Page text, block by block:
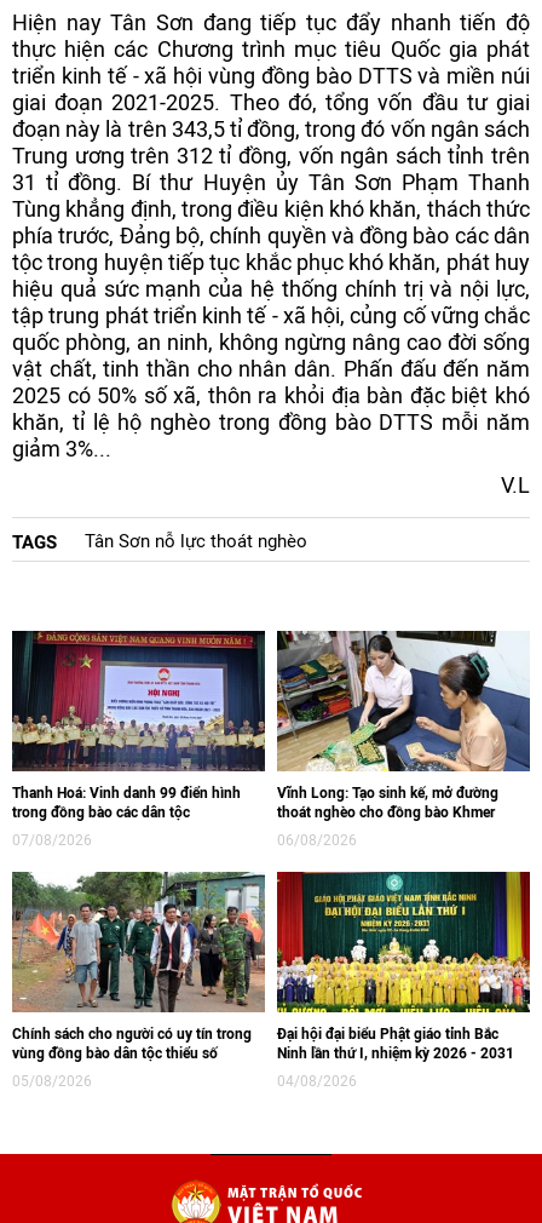
Hiện nay Tân Sơn đang tiếp tục đẩy nhanh tiến độ
thực hiện các Chương trình mục tiêu Quốc gia phát
triển kinh tế - xã hội vùng đồng bào DTTS và miền núi
giai đoạn 2021-2025. Theo đó, tổng vốn đầu tư giai
đoạn này là trên 343,5 tỉ đồng, trong đó vốn ngân sách
Trung ương trên 312 tỉ đồng, vốn ngân sách tỉnh trên
31 tỉ đồng. Bí thư Huyện ủy Tân Sơn Phạm Thanh
Tùng khẳng định, trong điều kiện khó khăn, thách thức
phía trước, Đảng bộ, chính quyền và đồng bào các dân
tộc trong huyện tiếp tục khắc phục khó khăn, phát huy
hiệu quả sức mạnh của hệ thống chính trị và nội lực,
tập trung phát triển kinh tế - xã hội, củng cố vững chắc
quốc phòng, an ninh, không ngừng nâng cao đời sống
vật chất, tinh thần cho nhân dân. Phấn đấu đến năm
2025 có 50% số xã, thôn ra khỏi địa bàn đặc biệt khó
khăn, tỉ lệ hộ nghèo trong đồng bào DTTS mỗi năm
giảm 3%...
V.L
TAGS Tân Sơn nỗ lực thoát nghèo
Thanh Hoá: Vinh danh 99 điển hình
trong đồng bào các dân tộc
07/08/2026
Vĩnh Long: Tạo sinh kế, mở đường
thoát nghèo cho đồng bào Khmer
06/08/2026
Chính sách cho người có uy tín trong
vùng đồng bào dân tộc thiểu số
05/08/2026
Đại hội đại biểu Phật giáo tỉnh Bắc
Ninh lần thứ I, nhiệm kỳ 2026 - 2031
04/08/2026